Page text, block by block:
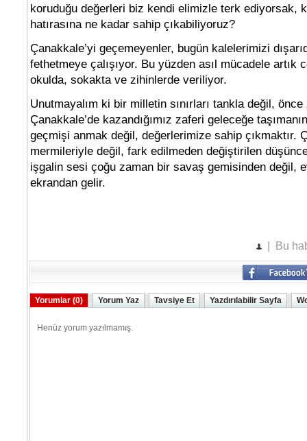
koruduğu değerleri biz kendi elimizle terk ediyorsak,
hatırasına ne kadar sahip çıkabiliyoruz?
Çanakkale’yi geçemeyenler, bugün kalelerimizi
fethetmeye çalışıyor. Bu yüzden asıl mücadele artık
okulda, sokakta ve zihinlerde veriliyor.
Unutmayalım ki bir milletin sınırları tankla değil, önce
Çanakkale’de kazandığımız zaferi geleceğe
geçmişi anmak değil, değerlerimize sahip çıkmaktır.
mermileriyle değil, fark edilmeden değiştirilen
işgalin sesi çoğu zaman bir savaş gemisinden değil,
ekrandan gelir.
| Bu
Yorumlar (0) Yorum Yaz Tavsiye Et Yazdırılabilir Sayfa